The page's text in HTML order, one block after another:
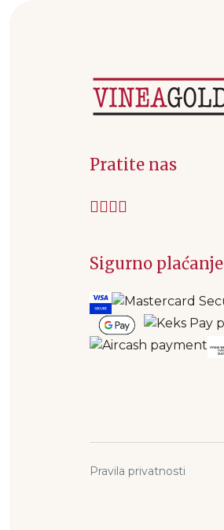
Pratite nas
Sigurno plaćanje
Pravila privatnosti